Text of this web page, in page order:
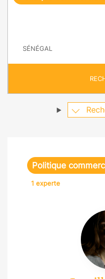
ê
e
Politique
1 experte